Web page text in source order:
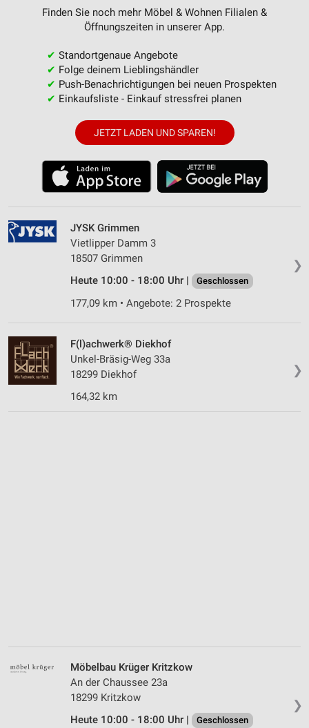
Finden Sie noch mehr Möbel & Wohnen Filialen &
Öffnungszeiten in unserer App.
✔ Standortgenaue Angebote
✔ Folge deinem Lieblingshändler
✔ Push-Benachrichtigungen bei neuen Prospekten
✔ Einkaufsliste - Einkauf stressfrei planen
JETZT LADEN UND SPAREN!
❯
JYSK Grimmen
Vietlipper Damm 3
18507 Grimmen
Heute 10:00 - 18:00 Uhr |
Geschlossen
177,09 km • Angebote: 2 Prospekte
❯
F(l)achwerk® Diekhof
Unkel-Bräsig-Weg 33a
18299 Diekhof
164,32 km
❯
Möbelbau Krüger Kritzkow
An der Chaussee 23a
18299 Kritzkow
Heute 10:00 - 18:00 Uhr |
Geschlossen